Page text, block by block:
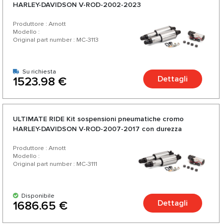
HARLEY-DAVIDSON V-ROD-2002-2023
Produttore : Arnott
Modello :
Original part number : MC-3113
Su richiesta
1523.98 € Dettagli
ULTIMATE RIDE Kit sospensioni pneumatiche cromo
HARLEY-DAVIDSON V-ROD-2007-2017 con durezza
Produttore : Arnott
Modello :
Original part number : MC-3111
Disponibile
1686.65 € Dettagli